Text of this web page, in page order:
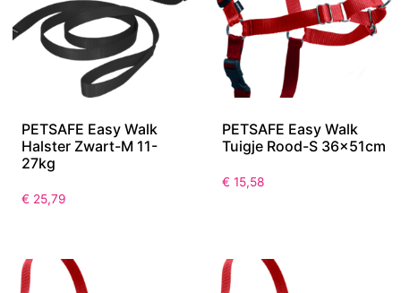
PETSAFE Easy Walk
Halster Zwart-M 11-
27kg
€ 25,79
PETSAFE Easy Walk
Tuigje Rood-S 36x51cm
€ 15,58